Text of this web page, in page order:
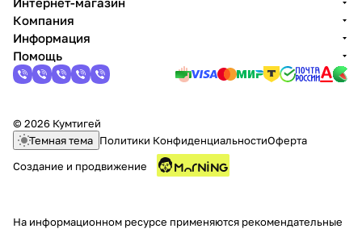
Компания
Информация
Помощь
© 2026 Кумтигей
Темная тема Политики КонфиденциальностиОферта
Создание и продвижение
На информационном ресурсе применяются рекомендательные